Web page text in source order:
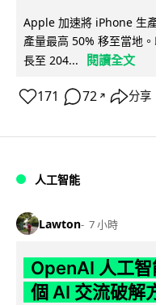
Apple 加速將 iPhone 生
產量最高 50% 移至當地
長至 204...
閱讀全文
171 72 ↗ 分享
人工智能
Lawton 7 小時
OpenAI 人工
個 AI 交流破解